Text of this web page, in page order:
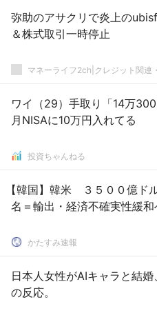
弥助のアサクリで炎上の
＆株式取引一時停止
マネーライフ2ch|クレジット関連
ワイ（29）手取り「14万
月NISAに10万円入れてる
投資ちゃんねる
【韓国】韓米 ３５００億ド
名＝輸出・経済不確実性緩和
かたすみ速報
日本人女性がAIキャラと結
の反応。